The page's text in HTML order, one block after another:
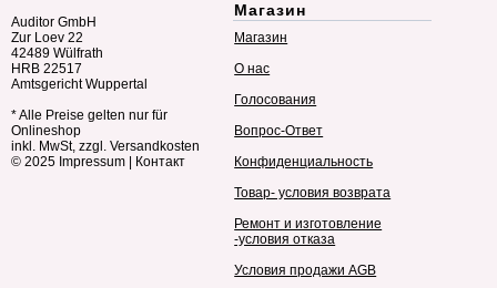
Auditor GmbH
Zur Loev 22
42489 Wülfrath
HRB 22517
Amtsgericht Wuppertal
* Alle Preise gelten nur für
Onlineshop
inkl. MwSt, zzgl. Versandkosten
© 2025 Impressum Контакт
Магазин
Магазин
О нас
Голосования
Вопрос-Ответ
Конфиденциальность
Товар- условия возврата
Ремонт и изготовление
-условия отказа
Условия продажи AGB